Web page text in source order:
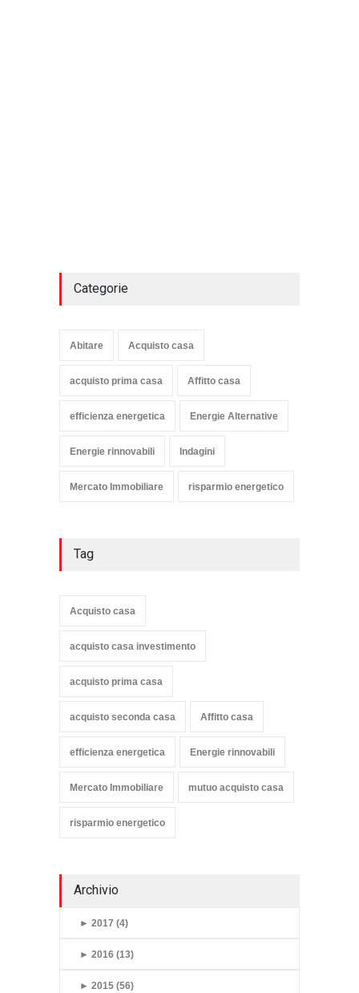
Categorie
Abitare Acquisto casa
acquisto prima casa Affitto casa
efficienza energetica Energie Alternative
Energie rinnovabili Indagini
Mercato Immobiliare risparmio energetico
Tag
Acquisto casa
acquisto casa investimento
acquisto prima casa
acquisto seconda casa Affitto casa
efficienza energetica Energie rinnovabili
Mercato Immobiliare mutuo acquisto casa
risparmio energetico
Archivio
► 2017 (4)
► 2016 (13)
► 2015 (56)